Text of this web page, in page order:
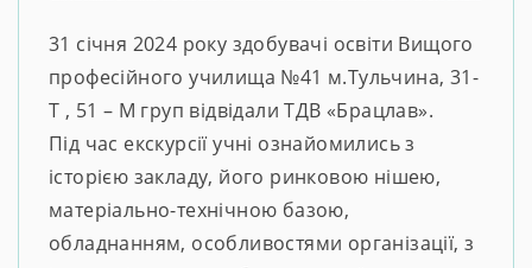
31 січня 2024 року здобувачі освіти Вищого
професійного училища №41 м.Тульчина, 31-
Т , 51 – М груп відвідали ТДВ «Брацлав».
Під час екскурсії учні ознайомились з
історією закладу, його ринковою нішею,
матеріально-технічною базою,
обладнанням, особливостями організації, з